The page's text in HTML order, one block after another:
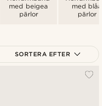
med beigea
pärlor
med blåa
pärlor
SORTERA EFTER